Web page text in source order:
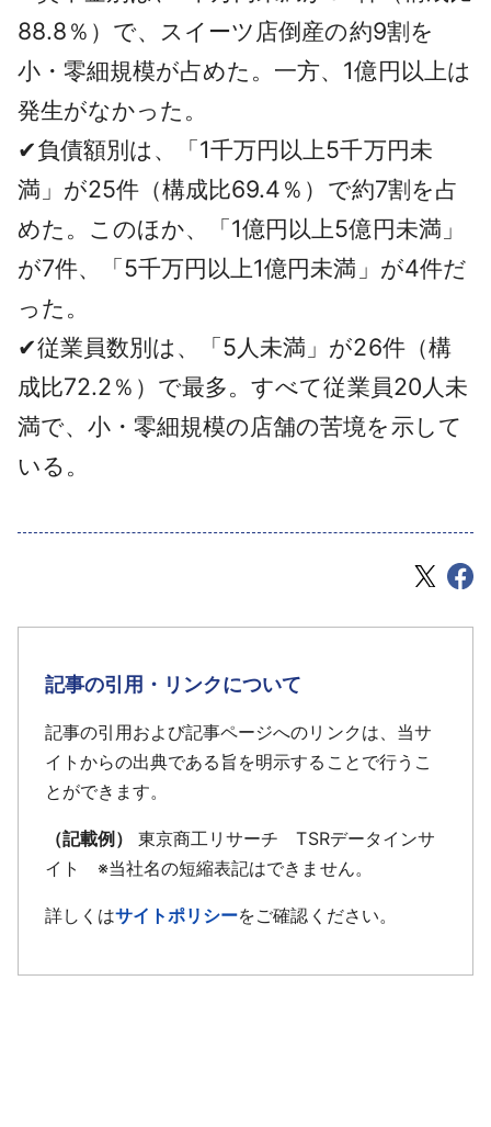
88.8％）で、スイーツ店倒産の約9割を
小・零細規模が占めた。一方、1億円以上は
発生がなかった。
✔負債額別は、「1千万円以上5千万円未
満」が25件（構成比69.4％）で約7割を占
めた。このほか、「1億円以上5億円未満」
が7件、「5千万円以上1億円未満」が4件だ
った。
✔従業員数別は、「5人未満」が26件（構
成比72.2％）で最多。すべて従業員20人未
満で、小・零細規模の店舗の苦境を示して
いる。
記事の引用・リンクについて
記事の引用および記事ページへのリンクは、当サ
イトからの出典である旨を明示することで行うこ
とができます。
（記載例）
東京商工リサーチ TSRデータインサ
イト ※当社名の短縮表記はできません。
詳しくはサイトポリシーをご確認ください。